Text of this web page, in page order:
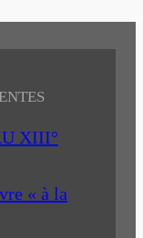
XIII°
« à la